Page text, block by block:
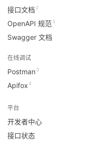
接口文档
OpenAPI 规范
Swagger 文档
在线调试
Postman
Apifox
平台
开发者中心
接口状态